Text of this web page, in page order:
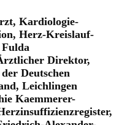
Kardiologie-
Herz-Kreislauf-
Direktor,
Deutschen
Leichlingen
Kaemmerer-